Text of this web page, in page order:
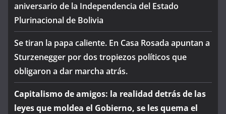
aniversario de la Independencia del Estado
Plurinacional de Bolivia
Se tiran la papa caliente. En Casa Rosada apuntan a
Sturzenegger por dos tropiezos políticos que
obligaron a dar marcha atrás.
Capitalismo de amigos: la realidad detrás de las
leyes que moldea el Gobierno, se les quema el